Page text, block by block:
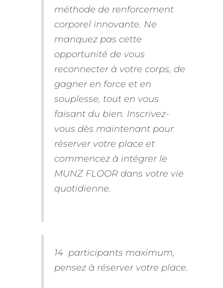
méthode de renforcement
corporel innovante. Ne
manquez pas cette
opportunité de vous
reconnecter à votre corps, de
gagner en force et en
souplesse, tout en vous
faisant du bien. Inscrivez-
vous dès maintenant pour
réserver votre place et
commencez à intégrer le
MUNZ FLOOR dans votre vie
quotidienne.
14 participants maximum,
pensez à réserver votre place.